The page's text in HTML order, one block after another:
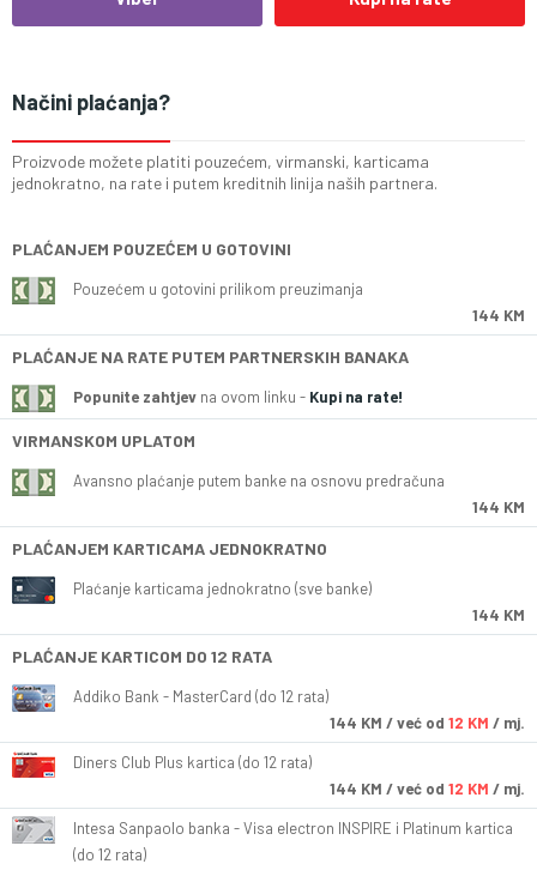
Načini plaćanja?
Proizvode možete platiti pouzećem, virmanski, karticama
jednokratno, na rate i putem kreditnih linija naših partnera.
PLAĆANJEM POUZEĆEM U GOTOVINI
Pouzećem u gotovini prilikom preuzimanja
144 KM
PLAĆANJE NA RATE PUTEM PARTNERSKIH BANAKA
Popunite zahtjev na ovom linku - Kupi na rate!
VIRMANSKOM UPLATOM
Avansno plaćanje putem banke na osnovu predračuna
144 KM
PLAĆANJEM KARTICAMA JEDNOKRATNO
Plaćanje karticama jednokratno (sve banke)
144 KM
PLAĆANJE KARTICOM DO 12 RATA
Addiko Bank - MasterCard (do 12 rata)
144 KM / već od 12 KM / mj.
Diners Club Plus kartica (do 12 rata)
144 KM / već od 12 KM / mj.
Intesa Sanpaolo banka - Visa electron INSPIRE i Platinum kartica
(do 12 rata)